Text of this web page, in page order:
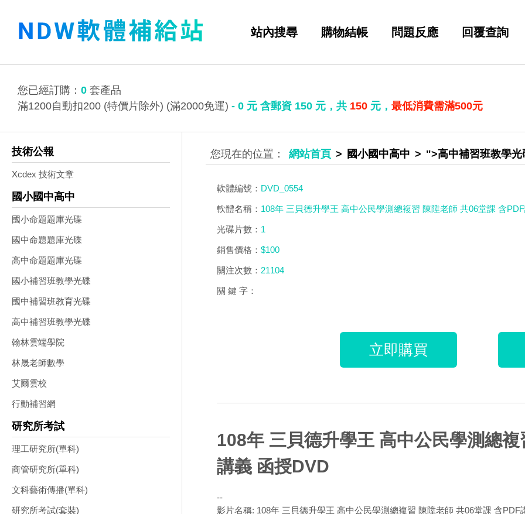
站內搜尋 購物結帳 問題反應 回覆查詢
您已經訂購： 0 套產品
滿1200自動扣200 (特價片除外) (滿2000免運) - 0 元 含郵資 150 元，共 150 元， 最低消費需滿500元
技術公報
Xcdex 技術文章
國小國中高中
國小命題題庫光碟
國中命題題庫光碟
高中命題題庫光碟
國小補習班教學光碟
國中補習班教育光碟
高中補習班教學光碟
翰林雲端學院
林晟老師數學
艾爾雲校
行動補習網
研究所考試
理工研究所(單科)
商管研究所(單科)
文科藝術傳播(單科)
研究所考試(套裝)
網站首頁 國小國中高中 ">高中補習班教學光
軟體編號： DVD_0554
軟體名稱： 108年 三貝德升學王 高中公民學測總複習 陳陞老師 共06堂課 含
光碟片數： 1
銷售價格：$100
關注次數： 21104
關 鍵 字：
立即購買
108年 三貝德升學王 高中公民學測總
講義 函授DVD
--
影片名稱: 108年 三貝德升學王 高中公民學測總複習 陳陞老師 共06堂課 含PDF